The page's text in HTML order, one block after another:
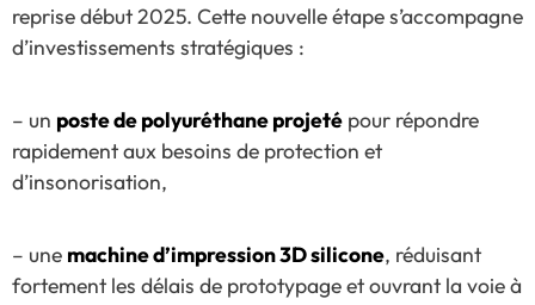
reprise début 2025. Cette nouvelle étape s’accompagne
d’investissements stratégiques :
– un poste de polyuréthane projeté pour répondre
rapidement aux besoins de protection et
d’insonorisation,
– une machine d’impression 3D silicone, réduisant
fortement les délais de prototypage et ouvrant la voie à